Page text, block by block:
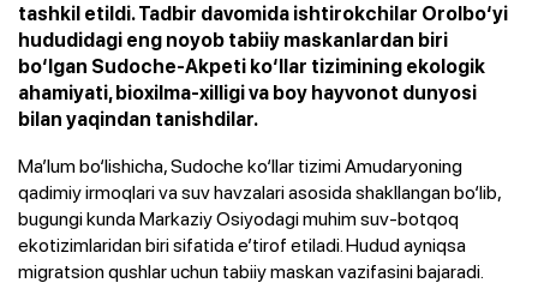
tashkil etildi. Tadbir davomida ishtirokchilar Orolbo‘yi
hududidagi eng noyob tabiiy maskanlardan biri
bo‘lgan Sudoche-Akpeti ko‘llar tizimining ekologik
ahamiyati, bioxilma-xilligi va boy hayvonot dunyosi
bilan yaqindan tanishdilar.
Ma’lum bo‘lishicha, Sudoche ko‘llar tizimi Amudaryoning
qadimiy irmoqlari va suv havzalari asosida shakllangan bo‘lib,
bugungi kunda Markaziy Osiyodagi muhim suv-botqoq
ekotizimlaridan biri sifatida e’tirof etiladi. Hudud ayniqsa
migratsion qushlar uchun tabiiy maskan vazifasini bajaradi.